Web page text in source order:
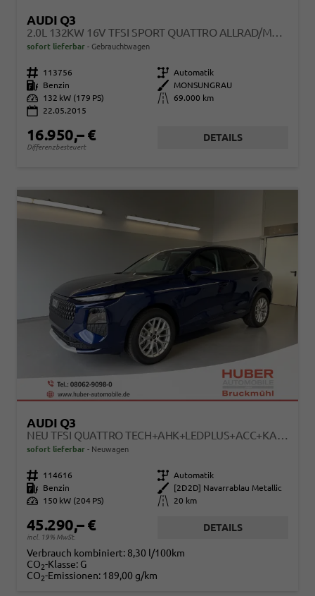
AUDI Q3
2.0L 132KW 16V TFSI SPORT QUATTRO ALLRAD/METALLIC
sofort lieferbar Gebrauchtwagen
Fahrzeugnr. 113756 Getriebe Automatik
Kraftstoff
Benzin Außenfarbe
MONSUNGRAU
Leistung
132 kW (179 PS) Kilometerstand
69.000 km
22.05.2015
16.950,– €
Differenzbesteuert
DETAILS
AUDI Q3
NEU TFSI QUATTRO TECH+AHK+LEDPLUS+ACC+KAMERA+ALU18+VOLLLACK
sofort lieferbar Neuwagen
Fahrzeugnr. 114616 Getriebe Automatik
Kraftstoff
Benzin Außenfarbe
[2D2D] Navarrablau Metallic
Leistung
150 kW (204 PS) Kilometerstand 20 km
45.290,– €
incl. 19% MwSt.
DETAILS
Verbrauch kombiniert: 8,30 l/100km
CO2-Klasse: G
CO2-Emissionen: 189,00 g/km